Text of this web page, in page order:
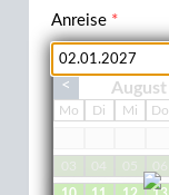
Anreise *
<
Mo Di Mi Do
03 04 05 06
Erwachsene*